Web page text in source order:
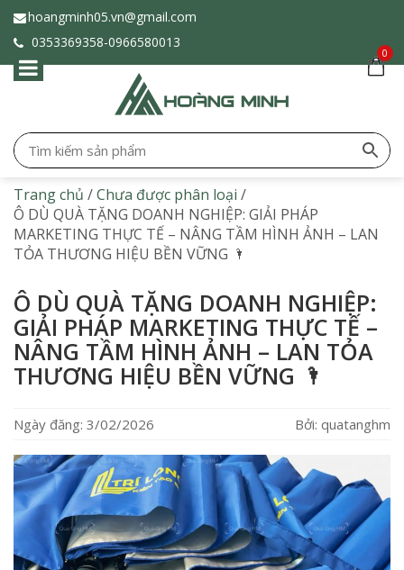
hoangminh05.vn@gmail.com
0353369358-0966580013
0
Trang chủ /Chưa được phân loại /
Ô DÙ QUÀ TẶNG DOANH NGHIỆP: GIẢI PHÁP
MARKETING THỰC TẾ – NÂNG TẦM HÌNH ẢNH – LAN
TỎA THƯƠNG HIỆU BỀN VỮNG 🌂
Ô DÙ QUÀ TẶNG DOANH NGHIỆP:
GIẢI PHÁP MARKETING THỰC TẾ –
NÂNG TẦM HÌNH ẢNH – LAN TỎA
THƯƠNG HIỆU BỀN VỮNG 🌂
Ngày đăng: 3/02/2026 Bởi: quatanghm